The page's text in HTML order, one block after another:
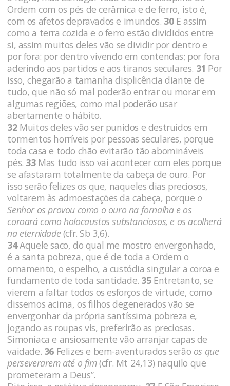
Ordem com os pés de cerâmica e de ferro, isto é,
com os afetos depravados e imundos. 30E assim
como a terra cozida e o ferro estão divididos entre
si, assim muitos deles vão se dividir por dentro e
por fora: por dentro vivendo em contendas; por fora
aderindo aos partidos e aos tiranos seculares. 31 Por
isso, chegarão a tamanha displicência diante de
tudo, que não só mal poderão entrar ou morar em
algumas regiões, como mal poderão usar
abertamente o hábito.
32Muitos deles vão ser punidos e destruídos em
tormentos horríveis por pessoas seculares, porque
toda casa e todo chão evitarão tão abomináveis
pés. 33Mas tudo isso vai acontecer com eles porque
se afastaram totalmente da cabeça de ouro. Por
isso serão felizes os que, naqueles dias preciosos,
voltarem às admoestações da cabeça, porque o
Senhor os provou como o ouro na fornalha e os
coroará como holocaustos substanciosos, e os acolherá
na eternidade(cfr. Sb 3,6).
34Aquele saco, do qual me mostro envergonhado,
é a santa pobreza, que é de toda a Ordem o
ornamento, o espelho, a custódia singular a coroa e
fundamento de toda santidade. 35Entretanto, se
vierem a faltar todos os esforços de virtude, como
dissemos acima, os filhos degenerados vão se
envergonhar da própria santíssima pobreza e,
jogando as roupas vis, preferirão as preciosas.
Simoníaca e ansiosamente vão arranjar capas de
vaidade. 36 Felizes e bem-aventurados serão os que
perseverarem até o fim(cfr. Mt 24,13) naquilo que
prometeram a Deus”.